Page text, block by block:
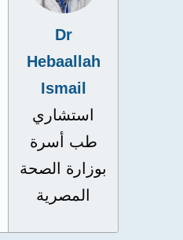
Dr
Hebaallah
Ismail
استشاري
طب أسرة
بوزارة الصحة
المصرية